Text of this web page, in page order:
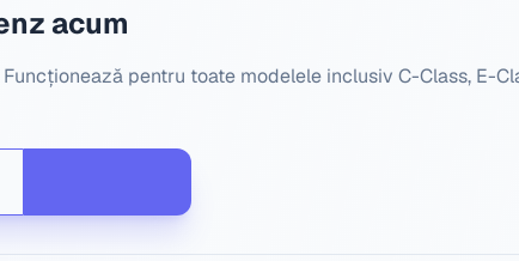
acum
pentru toate modelele inclusiv C-Class, E-